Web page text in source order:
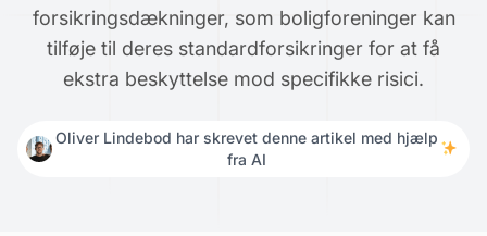
forsikringsdækninger, som boligforeninger kan
tilføje til deres standardforsikringer for at få
ekstra beskyttelse mod specifikke risici.
Oliver Lindebod har skrevet denne artikel med hjælp
fra AI